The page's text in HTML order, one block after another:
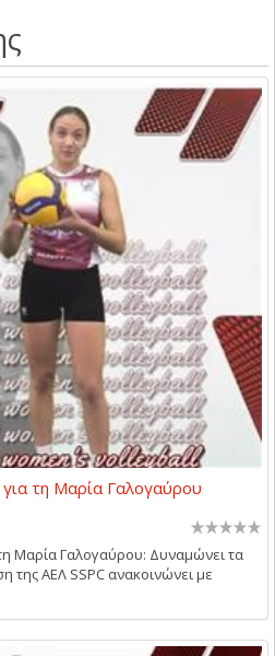
τη Μαρία Γαλογαύρου
Μαρία Γαλογαύρου: Δυναμώνει τα
της ΑΕΛ SSPC ανακοινώνει με